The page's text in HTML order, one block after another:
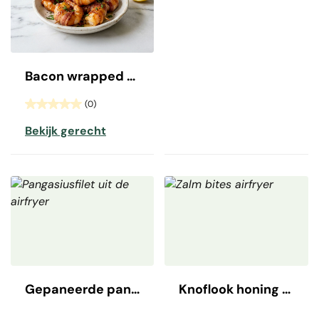
Bacon wrapped shrimp
(0)
Bekijk gerecht
Gepaneerde pangasiusfilet met citroen Knoflook honing zalm bites